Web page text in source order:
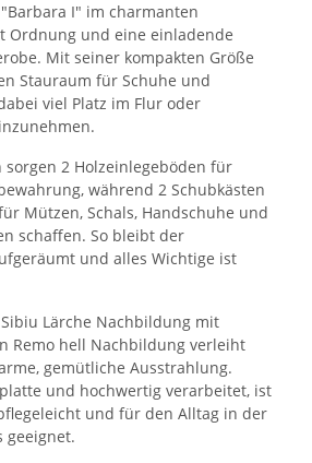
I" im charmanten
Ordnung und eine einladende
Mit seiner kompakten Größe
Stauraum für Schuhe und
viel Platz im Flur oder
2 Holzeinlegeböden für
während 2 Schubkästen
Mützen, Schals, Handschuhe und
schaffen. So bleibt der
und alles Wichtige ist
Lärche Nachbildung mit
Remo hell Nachbildung verleiht
gemütliche Ausstrahlung.
und hochwertig verarbeitet, ist
und für den Alltag in der
geeignet.